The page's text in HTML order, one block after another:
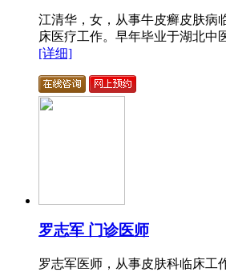
江清华，女，从事牛皮癣皮肤病
床医疗工作。早年毕业于湖北中
[详细]
罗志军 门诊医师
罗志军医师，从事皮肤科临床工